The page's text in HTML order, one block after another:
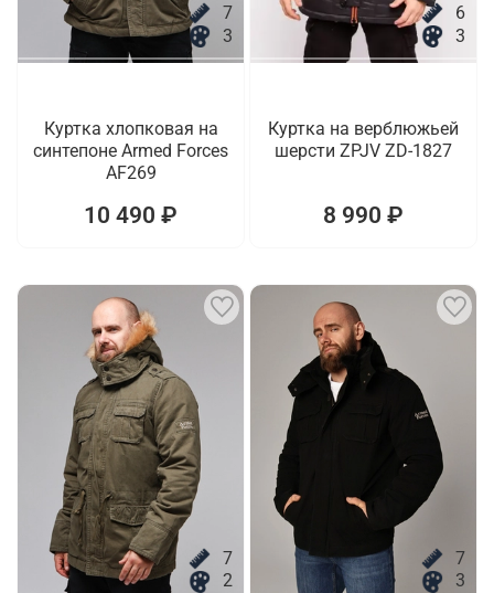
7
3
Куртка хлопковая на
синтепоне Armed Forces
AF269
10 490 ₽
6
3
Куртка на верблюжьей
шерсти ZPJV ZD-1827
8 990 ₽
7
2
7
3